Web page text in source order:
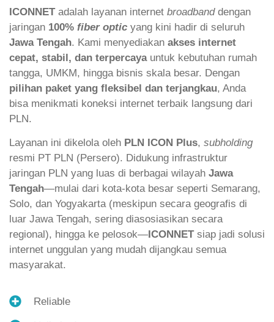
ICONNETadalah layanan internet broadbanddengan
jaringan 100% fiber optic yang kini hadir di seluruh
Jawa Tengah. Kami menyediakan akses internet
cepat, stabil, dan terpercayauntuk kebutuhan rumah
tangga, UMKM, hingga bisnis skala besar. Dengan
pilihan paket yang fleksibel dan terjangkau, Anda
bisa menikmati koneksi internet terbaik langsung dari
PLN.
Layanan ini dikelola oleh PLN ICON Plus, subholding
resmi PT PLN (Persero). Didukung infrastruktur
jaringan PLN yang luas di berbagai wilayah Jawa
Tengah—mulai dari kota-kota besar seperti Semarang,
Solo, dan Yogyakarta (meskipun secara geografis di
luar Jawa Tengah, sering diasosiasikan secara
regional), hingga ke pelosok— ICONNETsiap jadi solusi
internet unggulan yang mudah dijangkau semua
masyarakat.
Reliable